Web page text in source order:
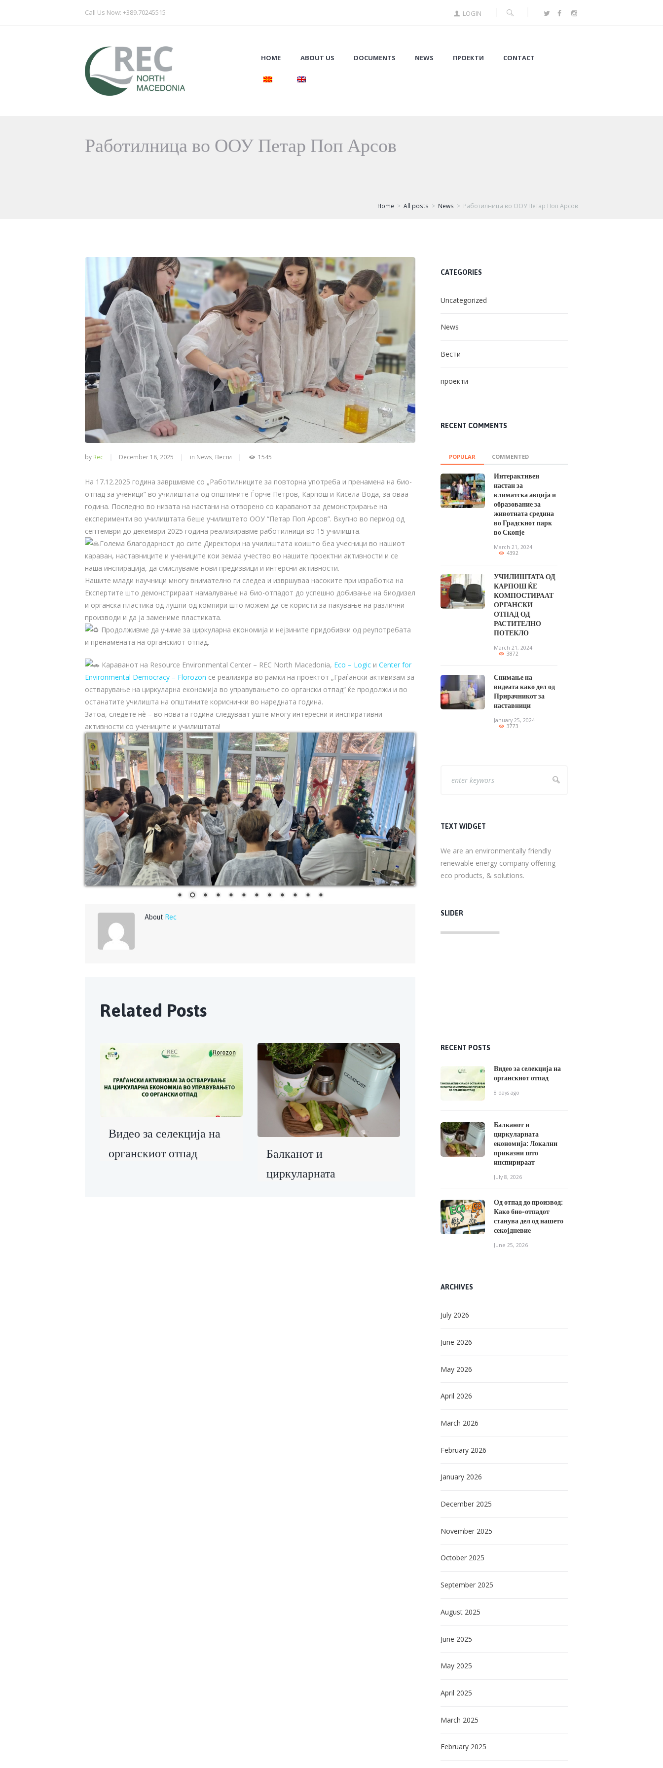
Call Us Now: +389.70245515 LOGIN
HOME ABOUT US DOCUMENTS NEWS ПРОЕКТИ CONTACT
Работилница во ООУ Петар Поп Арсов
Home All posts News Работилница во ООУ Петар Поп Арсов
by Rec December 18, 2025 in News, Вести 1545
На 17.12.2025 година завршивме со „Работилниците за повторна употреба и пренамена на био-
отпад за ученици” во училиштата од општините Ѓорче Петров, Карпош и Кисела Вода, за оваа
година. Последно во низата на настани на отворено со караванот за демонстрирање на
експерименти во училиштата беше училиштето ООУ “Петар Поп Арсов”. Вкупно во период од
септември до декември 2025 година реализиравме работилници во 15 училишта.
Голема благодарност до сите Директори на училиштата коишто беа учесници во нашиот
караван, наставниците и учениците кои земаа учество во нашите проектни активности и се
наша инспирација, да смислуваме нови предизвици и интерсни активности.
Нашите млади научници многу внимателно ги следеа и извршуваа насоките при изработка на
Експертите што демонстрираат намалување на био-отпадот до успешно добивање на биодизел
и органска пластика од лушпи од компири што можем да се користи за пакување на различни
производи и да ја замениме пластиката.
Продолживме да учиме за циркуларна економија и нејзините придобивки од реупотребата
и пренамената на органскиот отпад.
Караванот на Resource Environmental Center – REC North Macedonia, Eco – Logic и Center for
Environmental Democracy – Florozon се реализира во рамки на проектот „Граѓански активизам за
остварување на циркуларна економија во управувањето со органски отпад“ ќе продолжи и во
останатите училишта на општините кориснички во наредната година.
Затоа, следете нè – во новата година следуваат уште многу интересни и инспиративни
активности со учениците и училиштата!
Related Posts
CATEGORIES
Uncategorized
News
Вести
проекти
RECENT COMMENTS
POPULAR COMMENTED
Интерактивен
настан за
климатска акција и
образование за
животната средина
во Градскиот парк
во Скопје
March 21, 2024
4392
УЧИЛИШТАТА ОД
КАРПОШ ЌЕ
КОМПОСТИРААТ
ОРГАНСКИ
ОТПАД ОД
РАСТИТЕЛНО
ПОТЕКЛО
March 21, 2024
3872
Снимање на
видеата како дел од
Прирачникот за
наставници
January 25, 2024
3773
TEXT WIDGET
We are an environmentally friendly
renewable energy company offering
eco products, & solutions.
SLIDER
RECENT POSTS
Видео за селекција на
органскиот отпад
8 days ago
Балканот и
циркуларната
економија: Локални
приказни што
инспирираат
July 8, 2026
Од отпад до производ:
Како био-отпадот
станува дел од нашето
секојдневие
June 25, 2026
ARCHIVES
July 2026
June 2026
May 2026
April 2026
March 2026
February 2026
January 2026
December 2025
November 2025
October 2025
September 2025
August 2025
June 2025
May 2025
April 2025
March 2025
February 2025